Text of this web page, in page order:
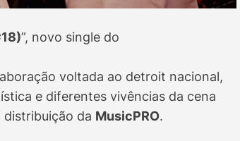
”, novo single do
voltada ao detroit nacional,
e diferentes vivências da cena
da MusicPRO.